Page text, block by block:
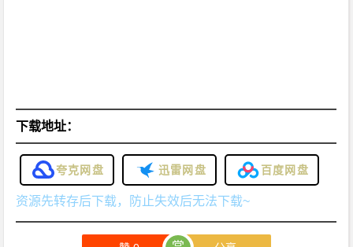
下载地址：
夸克网盘 迅雷网盘 百度网盘
资源先转存后下载，防止失效后无法下载~